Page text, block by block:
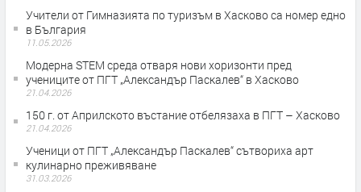
Учители от Гимназията по туризъм в Хасково са номер едно
в България
11.05.2026
Модерна STEM среда отваря нови хоризонти пред
учениците от ПГТ „Александър Паскалев“ в Хасково
21.04.2026
150 г. от Априлското въстание отбелязаха в ПГТ – Хасково
21.04.2026
Ученици от ПГТ „Александър Паскалев“ сътвориха арт
кулинарно преживяване
31.03.2026